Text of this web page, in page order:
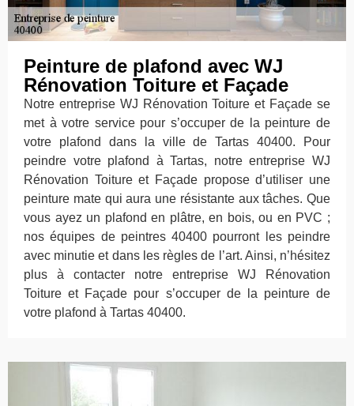
Peinture de plafond avec WJ
Rénovation Toiture et Façade
Notre entreprise WJ Rénovation Toiture et Façade se
met à votre service pour s’occuper de la peinture de
votre plafond dans la ville de Tartas 40400. Pour
peindre votre plafond à Tartas, notre entreprise WJ
Rénovation Toiture et Façade propose d’utiliser une
peinture mate qui aura une résistante aux tâches. Que
vous ayez un plafond en plâtre, en bois, ou en PVC ;
nos équipes de peintres 40400 pourront les peindre
avec minutie et dans les règles de l’art. Ainsi, n’hésitez
plus à contacter notre entreprise WJ Rénovation
Toiture et Façade pour s’occuper de la peinture de
votre plafond à Tartas 40400.